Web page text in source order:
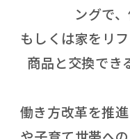
ングで
もしくは家をリ
商品と交換でき
働き方改革を推